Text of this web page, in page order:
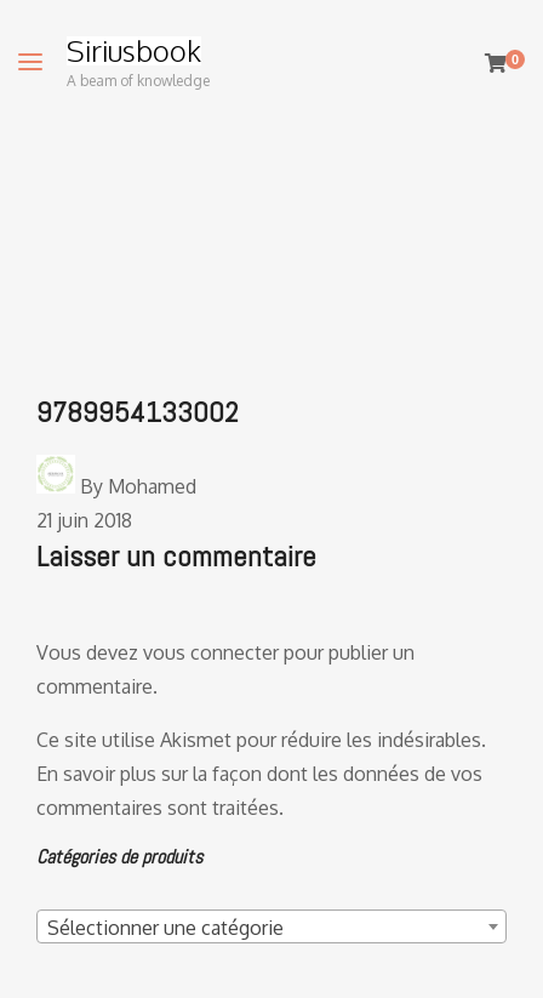
Siriusbook
A beam of knowledge
0
9789954133002
By Mohamed
21 juin 2018
Laisser un commentaire
Vous devez vous connecterpour publier un
commentaire.
Ce site utilise Akismet pour réduire les indésirables.
En savoir plus sur la façon dont les données de vos
commentaires sont traitées.
Catégories de produits
Sélectionner une catégorie